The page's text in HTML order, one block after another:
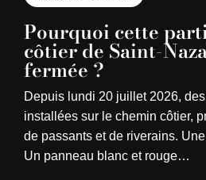
Pourquoi cette
côtier de Saint-
fermée ?
Depuis lundi 20 juillet 2026,
installées sur le chemin côtier,
de passants et de riverains.
Un panneau blanc et rouge…